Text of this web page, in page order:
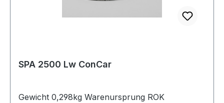
SPA 2500 Lw ConCar
Gewicht 0,298kg Warenursprung ROK